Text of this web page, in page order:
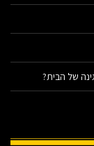
של הבית?